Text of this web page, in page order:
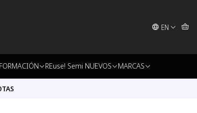
EN
REuse! Semi NUEVOS MARCAS